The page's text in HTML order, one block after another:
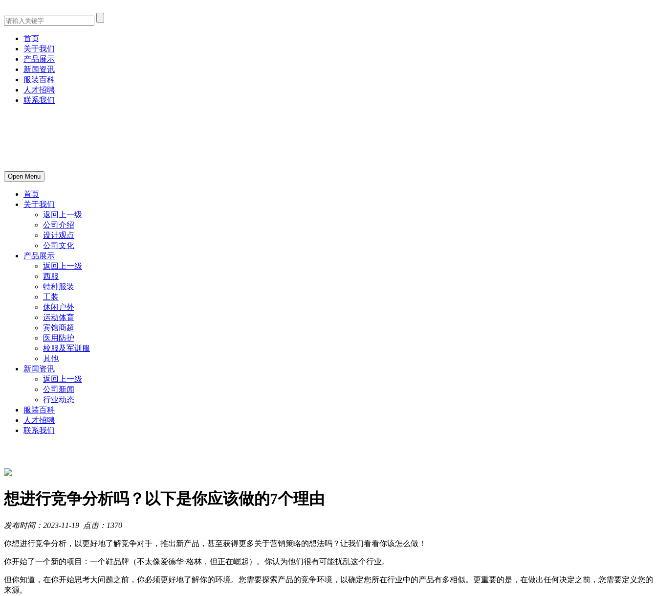
首页
关于我们
产品展示
新闻资讯
服装百科
人才招聘
联系我们
Open Menu
首页
关于我们
返回上一级
公司介绍
设计观点
公司文化
产品展示
返回上一级
西服
特种服装
工装
休闲户外
运动体育
宾馆商超
医用防护
校服及军训服
其他
新闻资讯
返回上一级
公司新闻
行业动态
服装百科
人才招聘
联系我们
想进行竞争分析吗？以下是你应该做的7个理由
发布时间： 2023-11-19 点击： 1370
你想进行竞争分析，以更好地了解竞争对手，推出新产品，甚至获得更多关于营销策略的想法吗？让我们看看你该怎么做！
你开始了一个新的项目：一个鞋品牌（不太像爱德华·格林，但正在崛起）。你认为他们很有可能扰乱这个行业。
但你知道，在你开始思考大问题之前，你必须更好地了解你的环境。您需要探索产品的竞争环境，以确定您所在行业中的产品有多相似。更重要的是，在做出任何决定之前，您需要定义您的
来源。